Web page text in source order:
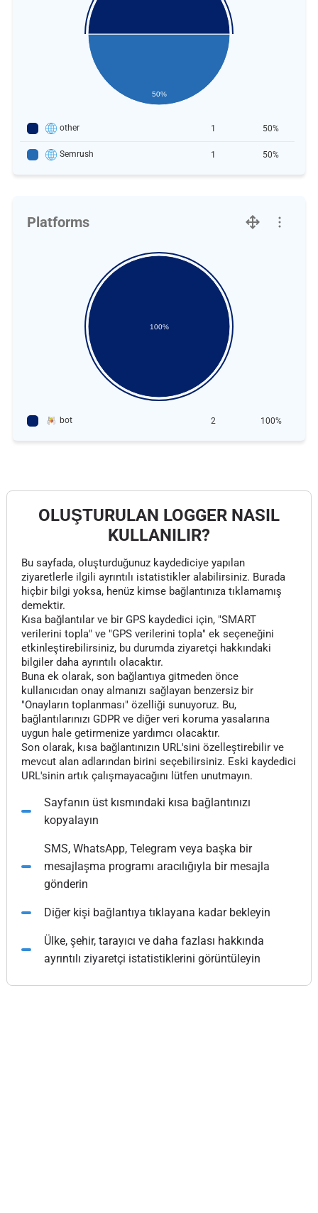
50%
other 1 50%
Semrush 1 50%
Platforms
100%
bot 2 100%
OLUŞTURULAN LOGGER NASIL
KULLANILIR?
Bu sayfada, oluşturduğunuz kaydediciye yapılan
ziyaretlerle ilgili ayrıntılı istatistikler alabilirsiniz. Burada
hiçbir bilgi yoksa, henüz kimse bağlantınıza tıklamamış
demektir.
Kısa bağlantılar ve bir GPS kaydedici için, "SMART
verilerini topla" ve "GPS verilerini topla" ek seçeneğini
etkinleştirebilirsiniz, bu durumda ziyaretçi hakkındaki
bilgiler daha ayrıntılı olacaktır.
Buna ek olarak, son bağlantıya gitmeden önce
kullanıcıdan onay almanızı sağlayan benzersiz bir
"Onayların toplanması" özelliği sunuyoruz. Bu,
bağlantılarınızı GDPR ve diğer veri koruma yasalarına
uygun hale getirmenize yardımcı olacaktır.
Son olarak, kısa bağlantınızın URL'sini özelleştirebilir ve
mevcut alan adlarından birini seçebilirsiniz. Eski kaydedici
URL'sinin artık çalışmayacağını lütfen unutmayın.
Sayfanın üst kısmındaki kısa bağlantınızı
kopyalayın
SMS, WhatsApp, Telegram veya başka bir
mesajlaşma programı aracılığıyla bir mesajla
gönderin
Diğer kişi bağlantıya tıklayana kadar bekleyin
Ülke, şehir, tarayıcı ve daha fazlası hakkında
ayrıntılı ziyaretçi istatistiklerini görüntüleyin